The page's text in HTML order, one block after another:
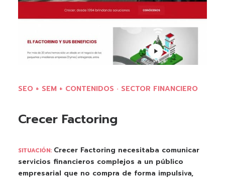
SEO + SEM + CONTENIDOS · SECTOR FINANCIERO
Crecer Factoring
SITUACIÓN: Crecer Factoring necesitaba comunicar
servicios financieros complejos a un público
empresarial que no compra de forma impulsiva,